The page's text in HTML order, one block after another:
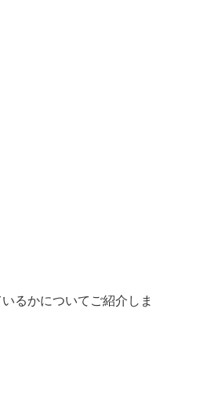
るかについてご紹介しま